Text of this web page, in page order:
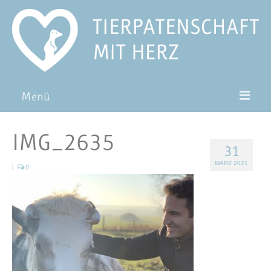
Menü
Pat*in werden
Blog
FAQ
31
MÄRZ 2021
IMG_2635
| 0